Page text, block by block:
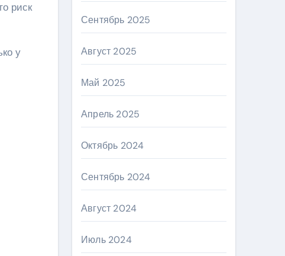
риск
у
Сентябрь 2025
Август 2025
Май 2025
Апрель 2025
Октябрь 2024
Сентябрь 2024
Август 2024
Июль 2024